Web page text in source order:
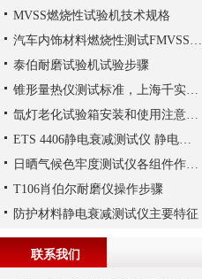
MVSS燃烧性试验机技术规格
汽车内饰材料燃烧性测试FMVSS302法解析
泰伯耐磨试验机试验步骤
锥形量热仪测试标准，上海千实工程师给您参考
氙灯老化试验箱安装和使用注意事项
ETS 4406静电衰减测试仪 静电消散和静电衰减率试验
日晒气候色牢度测试仪各组件作用的说明
T106肖伯尔耐磨仪操作步骤
防护材料静电衰减测试仪主要特征
联系我们